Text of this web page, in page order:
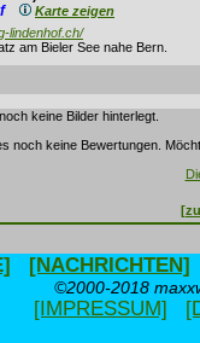
Karte zeigen
lindenhof.ch/
am Bieler See nahe Bern.
keine Bilder hinterlegt.
noch keine Bewertungen.
[NACHRICHTEN]
©2000-2018
[IMPRESSUM]